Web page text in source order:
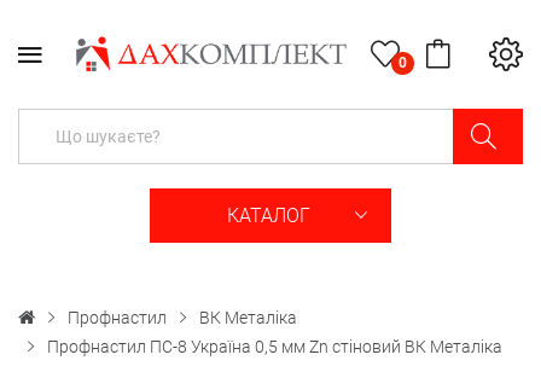
0
КАТАЛОГ
Профнастил
ВК Металіка
Профнастил ПС-8 Україна 0,5 мм Zn стіновий ВК Металіка